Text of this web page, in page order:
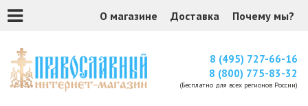
О магазине Доставка Почему мы?
8 (495) 727-66-16
8 (800) 775-83-32
(Бесплатно для всех регионов России)